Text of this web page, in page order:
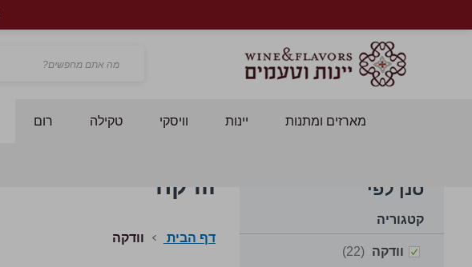
מארזים ומתנות יינות וויסקי טקילה רום
סנן לפי
קטגוריה
וודקה 22
items
וודקה
דף הבית וודקה